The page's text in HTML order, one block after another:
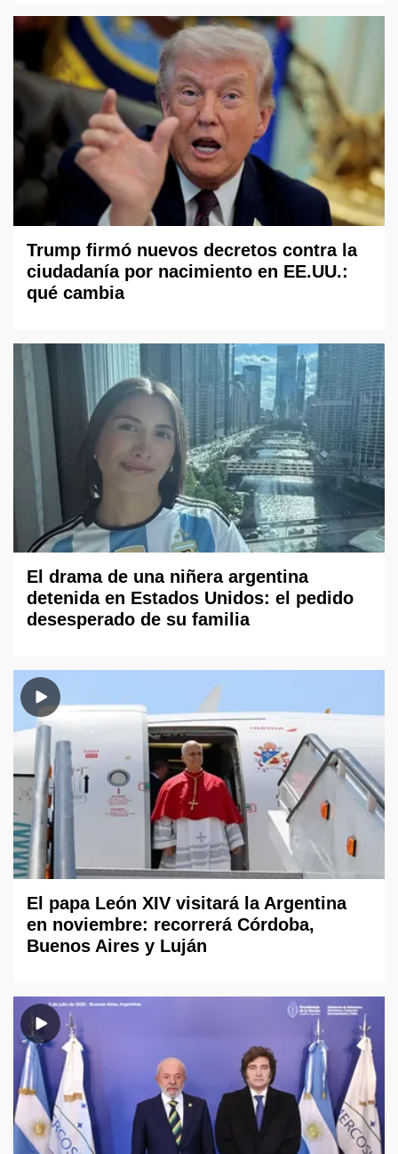
Trump firmó nuevos decretos contra la
ciudadanía por nacimiento en EE.UU.:
qué cambia
El drama de una niñera argentina
detenida en Estados Unidos: el pedido
desesperado de su familia
El papa León XIV visitará la Argentina
en noviembre: recorrerá Córdoba,
Buenos Aires y Luján